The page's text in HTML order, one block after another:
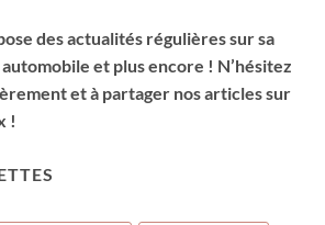
des actualités régulières sur sa
et plus encore ! N’hésitez
et à partager nos articles sur
!